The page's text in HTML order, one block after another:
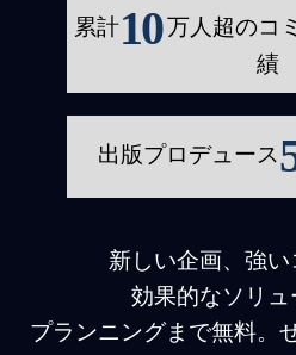
累計10 万人超のコ
績
出版プロデュース
新しい企画、強い
効果的なソリュ
プランニングまで無料。